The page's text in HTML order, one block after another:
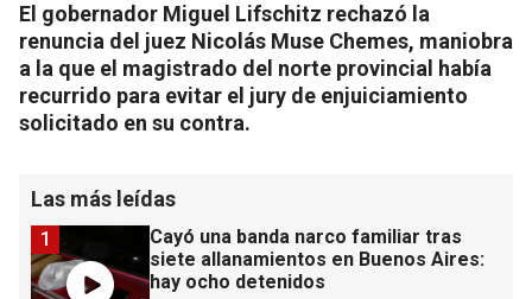
El gobernador Miguel Lifschitz rechazó la
renuncia del juez Nicolás Muse Chemes, maniobra
a la que el magistrado del norte provincial había
recurrido para evitar el jury de enjuiciamiento
solicitado en su contra.
Las más leídas
Cayó una banda narco familiar tras
siete allanamientos en Buenos Aires:
hay ocho detenidos
1